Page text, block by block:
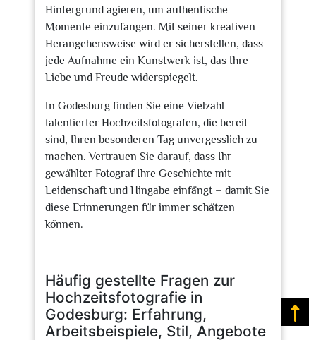
Hintergrund agieren, um authentische
Momente einzufangen. Mit seiner kreativen
Herangehensweise wird er sicherstellen, dass
jede Aufnahme ein Kunstwerk ist, das Ihre
Liebe und Freude widerspiegelt.
In Godesburg finden Sie eine Vielzahl
talentierter Hochzeitsfotografen, die bereit
sind, Ihren besonderen Tag unvergesslich zu
machen. Vertrauen Sie darauf, dass Ihr
gewählter Fotograf Ihre Geschichte mit
Leidenschaft und Hingabe einfängt – damit Sie
diese Erinnerungen für immer schätzen
können.
Häufig gestellte Fragen zur
Hochzeitsfotografie in
Godesburg: Erfahrung,
Arbeitsbeispiele, Stil, Angebote